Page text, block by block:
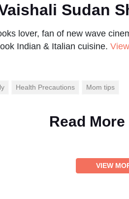
Sudan
lover, fan of new wave
Indian & Italian cuisine.
Health Precautions Mom tips
Read More
VIEW